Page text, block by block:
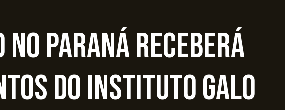
Paraná receberá
do Instituto Galo